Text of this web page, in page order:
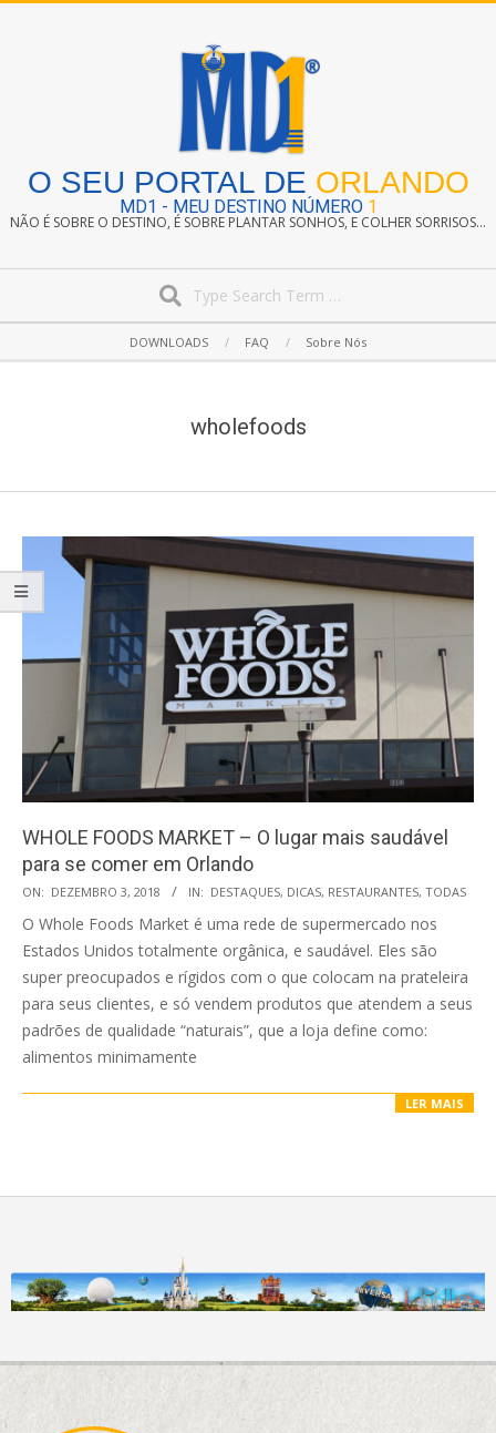
O SEU PORTAL DE ORLANDO
MD1 - MEU DESTINO NÚMERO 1
NÃO É SOBRE O DESTINO, É SOBRE PLANTAR SONHOS, E COLHER SORRISOS...
Navigation
DOWNLOADS FAQ Sobre Nós
wholefoods
WHOLE FOODS MARKET – O lugar mais saudável
para se comer em Orlando
2018-
12-
03
ON: DEZEMBRO 3, 2018 IN: DESTAQUES, DICAS, RESTAURANTES, TODAS
O Whole Foods Market é uma rede de supermercado nos
Estados Unidos totalmente orgânica, e saudável. Eles são
super preocupados e rígidos com o que colocam na prateleira
para seus clientes, e só vendem produtos que atendem a seus
padrões de qualidade “naturais”, que a loja define como:
alimentos minimamente
LER MAIS